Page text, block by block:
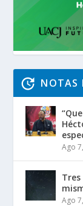
NOTAS
Ago
Ago